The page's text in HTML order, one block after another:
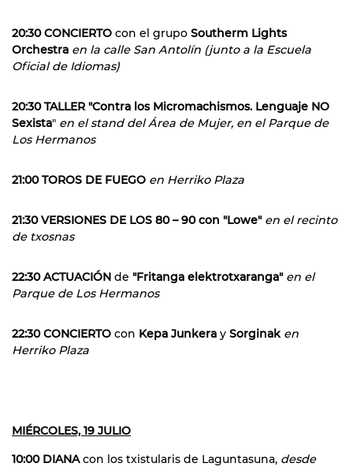
20:30 CONCIERTO con el grupo Southerm Lights
Orchestra en la calle San Antolín (junto a la Escuela
Oficial de Idiomas)
20:30 TALLER "Contra los Micromachismos. Lenguaje NO
Sexista" en el stand del Área de Mujer, en el Parque de
Los Hermanos
21:00 TOROS DE FUEGO en Herriko Plaza
21:30 VERSIONES DE LOS 80 – 90 con "Lowe" en el recinto
de txosnas
22:30 ACTUACIÓN de "Fritanga elektrotxaranga" en el
Parque de Los Hermanos
22:30 CONCIERTO con Kepa Junkera y Sorginak en
Herriko Plaza
MIÉRCOLES, 19 JULIO
10:00 DIANAcon los txistularis de Laguntasuna, desde